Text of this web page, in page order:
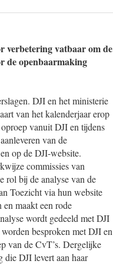
verbetering vatbaar om de
de openbaarmaking
DJI en het ministerie
van het kalenderjaar erop
vanuit DJI en tijdens
van de
op de DJI-website.
commissies van
rol bij de analyse van de
Toezicht via hun website
maakt een rode
wordt gedeeld met DJI
besproken met DJI en
van de CvT’s. Dergelijke
die DJI levert aan haar